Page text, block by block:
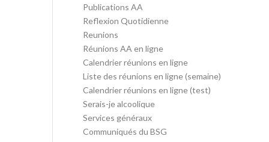
Publications AA
Reflexion Quotidienne
Reunions
Réunions AA en ligne
Calendrier réunions en ligne
Liste des réunions en ligne (semaine)
Calendrier réunions en ligne (test)
Serais-je alcoolique
Services généraux
Communiqués du BSG